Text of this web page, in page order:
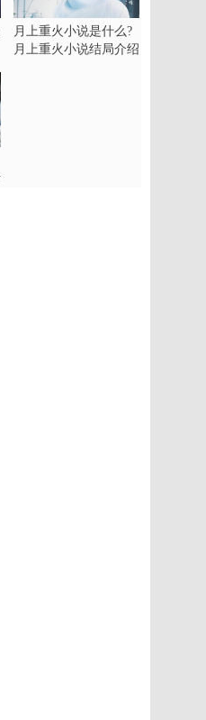
月上重火小说是什么?
月上重火小说结局介绍